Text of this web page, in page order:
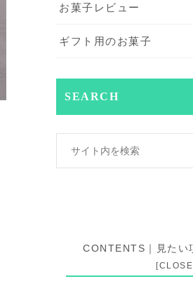
お菓子レビュー
ギフト用のお菓子
SEARCH
CONTENTS｜見たい